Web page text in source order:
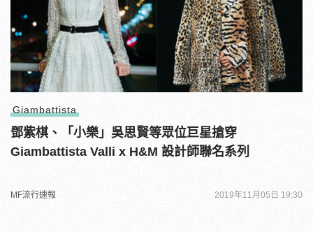
Giambattista
鄧紫棋、「小樂」吳思賢等眾位巨星搶穿
Giambattista Valli x H&M 設計師聯名系列
MF流行速報 2019年11月05日 19:30